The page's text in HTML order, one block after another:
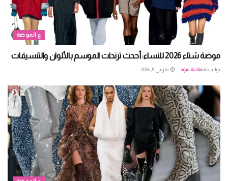
ع الموضة
موضة شتاء 2026 للنساء: أحدث ترندات الموسم بالألوان والتنسيقات
بواسطةفادية عبود مارس 5, 2026